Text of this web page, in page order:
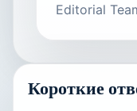
Editorial
Короткие